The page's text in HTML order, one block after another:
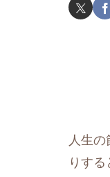
人生
りす